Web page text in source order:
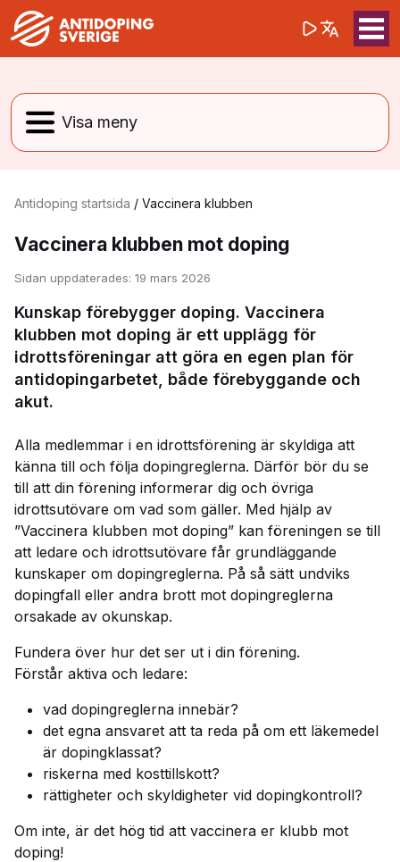
Sök på(opens in a
Antidoping startsida / Vaccinera klubben
Vaccinera klubben mot doping
Sidan uppdaterades: 19 mars 2026
Kunskap förebygger doping. Vaccinera
klubben mot doping är ett upplägg för
idrottsföreningar att göra en egen plan för
antidopingarbetet, både förebyggande och
akut.
Alla medlemmar i en idrottsförening är skyldiga att
känna till och följa dopingreglerna. Därför bör du se
till att din förening informerar dig och övriga
idrottsutövare om vad som gäller. Med hjälp av
”Vaccinera klubben mot doping” kan föreningen se till
att ledare och idrottsutövare får grundläggande
kunskaper om dopingreglerna. På så sätt undviks
dopingfall eller andra brott mot dopingreglerna
orsakade av okunskap.
Fundera över hur det ser ut i din förening.
Förstår aktiva och ledare:
vad dopingreglerna innebär?
det egna ansvaret att ta reda på om ett läkemedel
är dopingklassat?
riskerna med kosttillskott?
rättigheter och skyldigheter vid dopingkontroll?
Om inte, är det hög tid att vaccinera er klubb mot
doping!